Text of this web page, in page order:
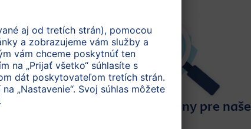
Odkiaľ pochádzajú suroviny pre naše